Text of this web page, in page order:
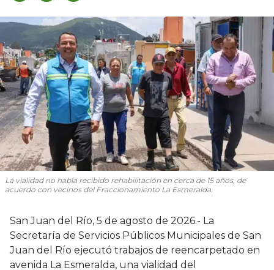
La vialidad no había recibido rehabilitación en cerca de 15 años, de
acuerdo con vecinos del Fraccionamiento La Esmeralda.
San Juan del Río, 5 de agosto de 2026.- La
Secretaría de Servicios Públicos Municipales de San
Juan del Río ejecutó trabajos de reencarpetado en
avenida La Esmeralda, una vialidad del